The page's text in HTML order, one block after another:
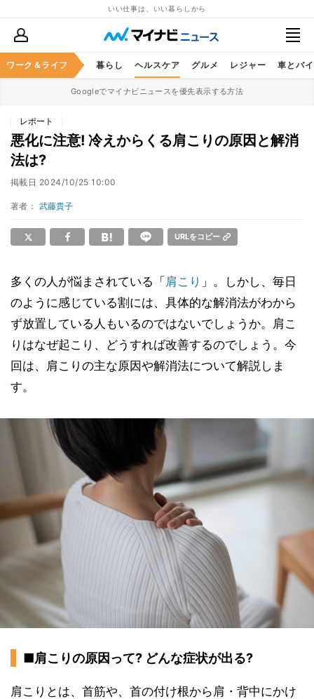
いい仕事は、いい暮らしから
ワーク＆ライフ
ススキル マネー 暮らし ヘルスケア グルメ レジャー 車とバ
Googleでマイナビニュースを優先表示する方法
レポート
悪化に注意! 冷えからくる肩こりの原因と解消
法は?
掲載日 2024/10/25 10:00
著者： 武藤貴子
URLをコピー
多くの人が悩まされている「 肩こり 」。しかし、毎日
のように感じている割には、具体的な解消法がわから
ず放置している人もいるのではないでしょうか。肩こ
りはなぜ起こり、どうすれば改善するのでしょう。今
回は、肩こりの主な原因や解消法について解説しま
す。
■肩こりの原因って? どんな症状が出る?
肩こりとは、首筋や、首の付け根から肩・背中にかけ